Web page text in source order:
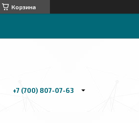
Корзина
+7 (700) 807-07-63